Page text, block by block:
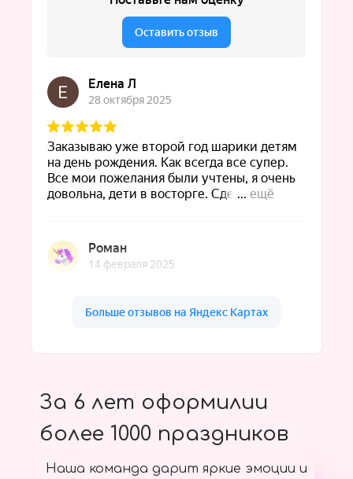
За 6 лет оформилии
более 1000 праздников
Наша команда дарит яркие эмоции и